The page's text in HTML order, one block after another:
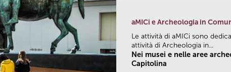
aMICi e Archeologia in
Le attività di aMICi sono
attività di Archeologia in...
Nei musei e nelle aree
Capitolina